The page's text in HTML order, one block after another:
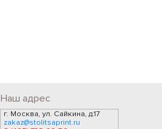
Наш адрес
г. Москва, ул. Сайкина, д.17
zakaz@stolitsaprint.ru